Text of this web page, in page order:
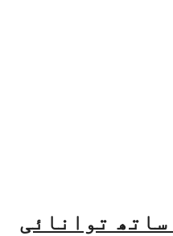
توانائی